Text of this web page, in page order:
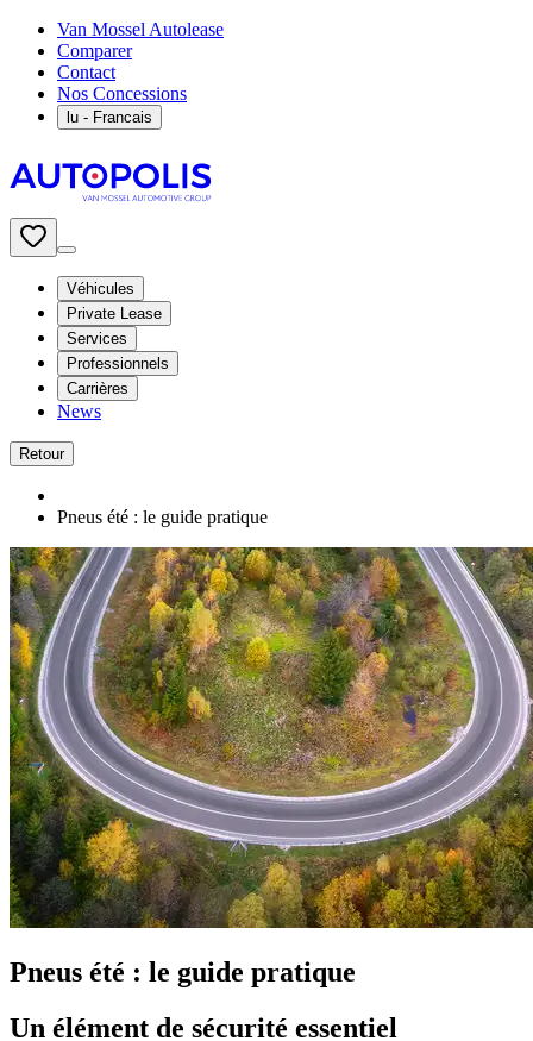
Van Mossel Autolease
Comparer
Contact
Nos Concessions
lu - Francais
Véhicules
Private Lease
Services
Professionnels
Carrières
News
Retour
Pneus été : le guide pratique
Pneus été : le guide pratique
Un élément de sécurité essentiel